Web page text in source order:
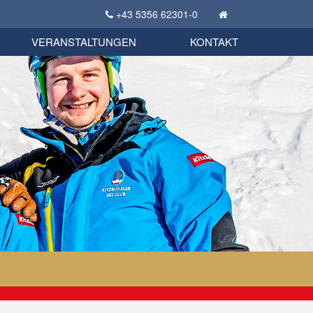
+43 5356 62301-0
KSC Sportgeschichte
Bekleidungsshop
VERANSTALTUNGEN KONTAKT